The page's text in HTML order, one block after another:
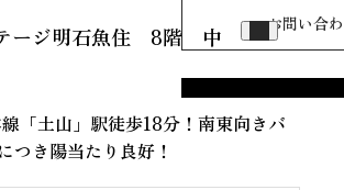
お問い合
ージ明石魚住 8階 中
「土山」駅徒歩18分！南東向きバ
つき陽当たり良好！